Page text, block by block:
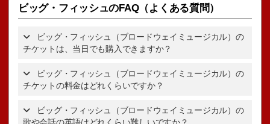
ビッグ・フィッシュのFAQ（よくある質問）
ビッグ・フィッシュ（ブロードウェイミュージカル）の
チケットは、当日でも購入できますか？
ビッグ・フィッシュのチケ
ビッグ・フィッシュ（ブロードウェイミュージカル）の
チケットの料金はどれくらいですか？
ビッグ・フィッシュ（ブロードウェイミュージカル）の